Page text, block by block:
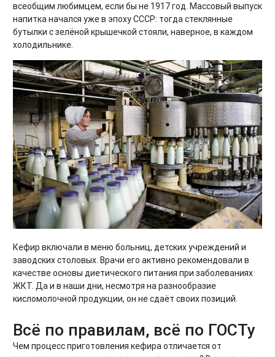
всеобщим любимцем, если бы не 1917 год. Массовый выпуск
напитка начался уже в эпоху СССР: тогда стеклянные
бутылки с зелёной крышечкой стояли, наверное, в каждом
холодильнике.
Кефир включали в меню больниц, детских учреждений и
заводских столовых. Врачи его активно рекомендовали в
качестве основы диетического питания при заболеваниях
ЖКТ. Да и в наши дни, несмотря на разнообразие
кисломолочной продукции, он не сдаёт своих позиций.
Всё по правилам, всё по ГОСТу
Чем процесс приготовления кефира отличается от